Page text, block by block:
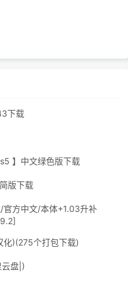
下载
】中文绿色版下载
版下载
官方中文/本体+1.03升补
化)(275个打包下载)
云盘|)